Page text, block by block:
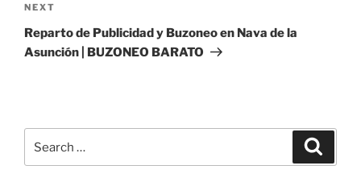
Next
Post
NEXT
Reparto de Publicidad y Buzoneo en Nava de la
Asunción | BUZONEO BARATO
for: